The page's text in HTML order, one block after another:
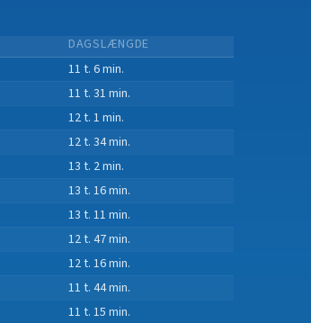
DAGSLÆNGDE
11 t. 6 min.
11 t. 31 min.
12 t. 1 min.
12 t. 34 min.
13 t. 2 min.
13 t. 16 min.
13 t. 11 min.
12 t. 47 min.
12 t. 16 min.
11 t. 44 min.
11 t. 15 min.